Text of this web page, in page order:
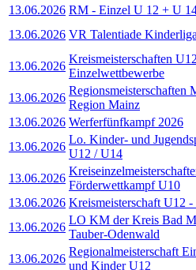
13.06.2026 RM - Einzel U 12 + U
13.06.2026 VR Talentiade
13.06.2026
Kreismeisterschaften U12
Einzelwettbewerbe
13.06.2026
Regionsmeisterschaften
Region Mainz
13.06.2026 Werferfünfkampf 2026
13.06.2026
Lo. Kinder- und
U12 / U14
13.06.2026
Förderwettkampf U10
13.06.2026 Kreismeisterschaft U12
13.06.2026
LO KM der Kreis Bad
Tauber-Odenwald
13.06.2026
Regionalmeisterschaft
und Kinder U12